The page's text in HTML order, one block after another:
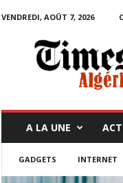
VENDREDI, AOÛT 7, 2026
i
A LA UNE
GADGETS INTERNET